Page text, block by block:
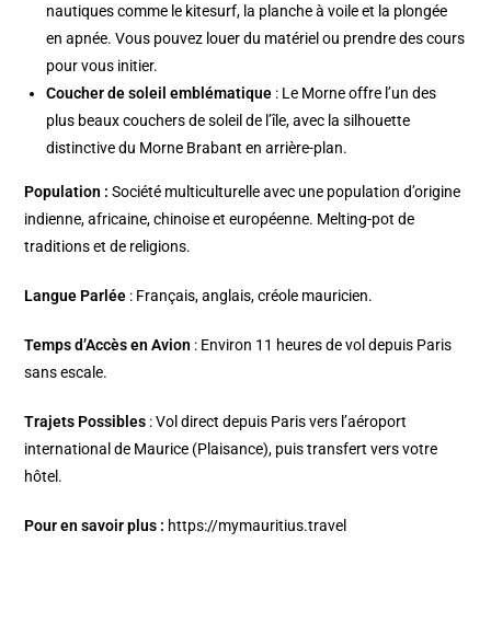
nautiques comme le kitesurf, la planche à voile et la plongée
en apnée. Vous pouvez louer du matériel ou prendre des cours
pour vous initier.
Coucher de soleil emblématique : Le Morne offre l’un des
plus beaux couchers de soleil de l’île, avec la silhouette
distinctive du Morne Brabant en arrière-plan.
Population : Société multiculturelle avec une population d’origine
indienne, africaine, chinoise et européenne. Melting-pot de
traditions et de religions.
Langue Parlée : Français, anglais, créole mauricien.
Temps d’Accès en Avion : Environ 11 heures de vol depuis Paris
sans escale.
Trajets Possibles : Vol direct depuis Paris vers l’aéroport
international de Maurice (Plaisance), puis transfert vers votre
hôtel.
Pour en savoir plus : https://mymauritius.travel